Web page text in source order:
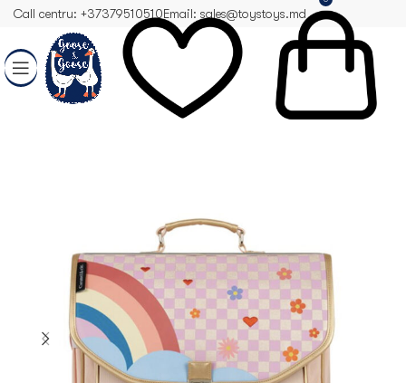
Call centru: +37379510510Email: sales@toystoys.md